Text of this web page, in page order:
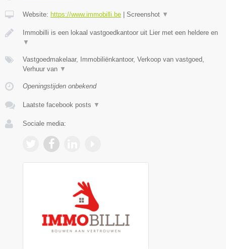
Website: https://www.immobilli.be | Screenshot ▼
Immobilli is een lokaal vastgoedkantoor uit Lier met een heldere en
▼
Vastgoedmakelaar, Immobiliënkantoor, Verkoop van vastgoed,
Verhuur van ▼
Openingstijden onbekend
Laatste facebook posts ▼
Sociale media: